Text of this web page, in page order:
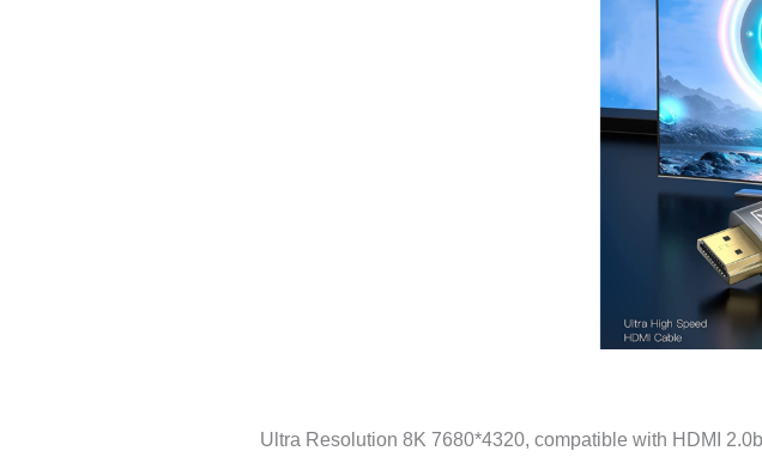
【8K@60Hz HDMI 2.1 Cable】Ultra Resolution 8K 7680*4320, compatible